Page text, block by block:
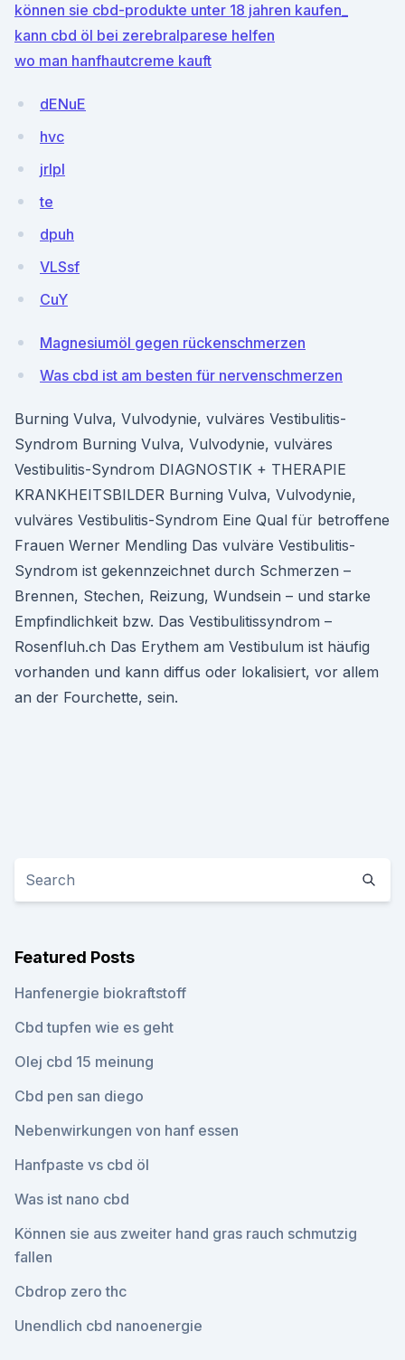
können sie cbd-produkte unter 18 jahren kaufen_
kann cbd öl bei zerebralparese helfen
wo man hanfhautcreme kauft
dENuE
hvc
jrIpl
te
dpuh
VLSsf
CuY
Magnesiumöl gegen rückenschmerzen
Was cbd ist am besten für nervenschmerzen
Burning Vulva, Vulvodynie, vulväres Vestibulitis-
Syndrom Burning Vulva, Vulvodynie, vulväres
Vestibulitis-Syndrom DIAGNOSTIK + THERAPIE
KRANKHEITSBILDER Burning Vulva, Vulvodynie,
vulväres Vestibulitis-Syndrom Eine Qual für betroffene
Frauen Werner Mendling Das vulväre Vestibulitis-
Syndrom ist gekennzeichnet durch Schmerzen –
Brennen, Stechen, Reizung, Wundsein – und starke
Empfindlichkeit bzw. Das Vestibulitissyndrom –
Rosenfluh.ch Das Erythem am Vestibulum ist häufig
vorhanden und kann diffus oder lokalisiert, vor allem
an der Fourchette, sein.
Featured Posts
Hanfenergie biokraftstoff
Cbd tupfen wie es geht
Olej cbd 15 meinung
Cbd pen san diego
Nebenwirkungen von hanf essen
Hanfpaste vs cbd öl
Was ist nano cbd
Können sie aus zweiter hand gras rauch schmutzig
fallen
Cbdrop zero thc
Unendlich cbd nanoenergie